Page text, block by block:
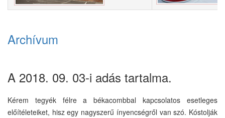
Archívum
A 2018. 09. 03-i adás tartalma.
Kérem tegyék félre a békacombbal kapcsolatos esetleges
előítéleteiket, hisz egy nagyszerű ínyencségről van szó. Kóstolják